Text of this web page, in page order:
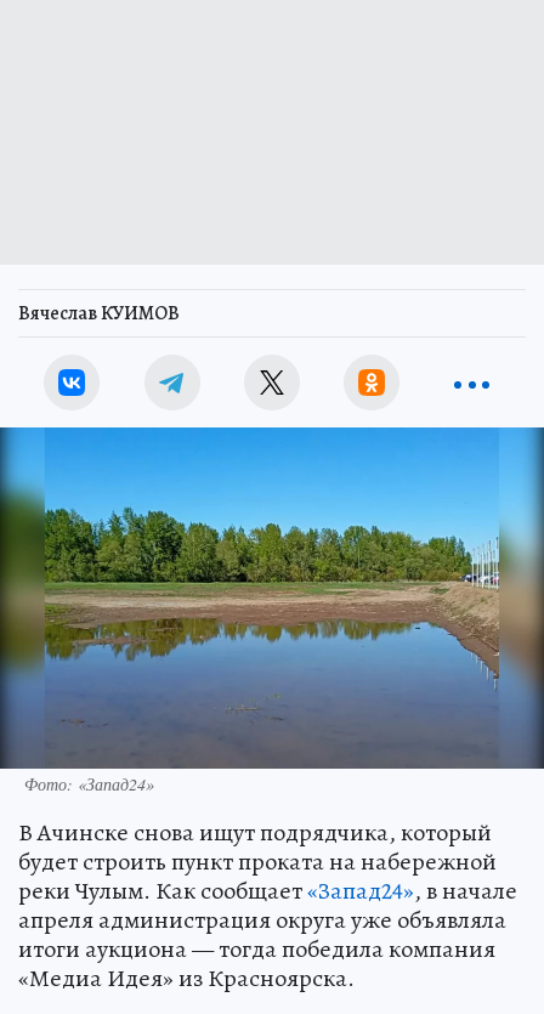
Вячеслав КУИМОВ
Фото: «Запад24»
В Ачинске снова ищут подрядчика, который
будет строить пункт проката на набережной
реки Чулым. Как сообщает«Запад24», в начале
апреля администрация округа уже объявляла
итоги аукциона — тогда победила компания
«Медиа Идея» из Красноярска.